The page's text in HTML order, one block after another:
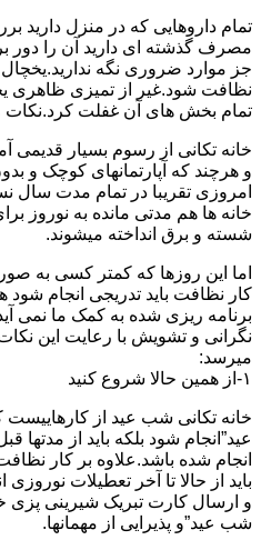
تمام داروهایی که در منزل دارید
مصرف گذشته ای دارید آن را دور
جز موارد ضروری نگه
نظافت شود.غیر از تمیزی ظاهری
تمام بخش های آن غفلت کرد.نکات
خانه تکانی از رسوم بسیار قدیمی
و هرچند که آپارتمانهای کوچک و
امروزی تقریبا در تمام مدت سال
خانه ها هم مدتی مانده به نوروز
شسته و برق انداخته میشوند.
اما این روزها که کمتر کسی به
کار نظافت باید تدریجی انجام
برنامه ریزی شده به کمک ما نمی
نگرانی و تشویش با رعایت این
میرسد:
۱-از همین حالا شروع کنید
خانه تکانی شب عید از
عید”انجام شود بلکه باید از
انجام شده باشد.علاوه بر کار
باید از حالا تا آخر تعطیلات
و ارسال کارت تبریک شیرینی پزی
شب عید”و پذیرایی از مهمانها.